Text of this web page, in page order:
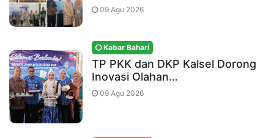
09 Agu 2026
Kabar Bahari
TP PKK dan DKP Kalsel Dorong
Inovasi Olahan…
09 Agu 2026